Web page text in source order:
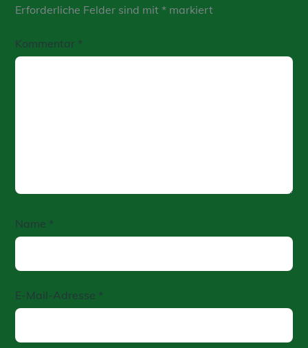
Erforderliche Felder sind mit* markiert
Kommentar *
Name *
E-Mail-Adresse *